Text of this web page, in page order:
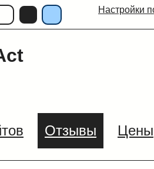
Настройки
Отзывы Цены